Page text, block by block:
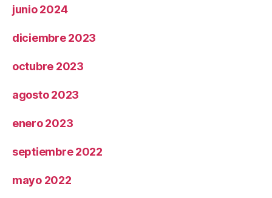
junio 2024
diciembre 2023
octubre 2023
agosto 2023
enero 2023
septiembre 2022
mayo 2022